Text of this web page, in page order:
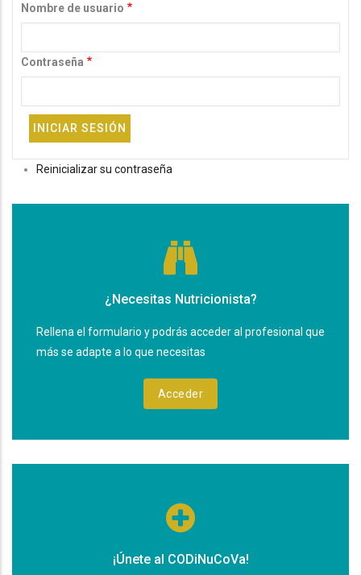
Nombre de usuario
Contraseña
Reinicializar su contraseña
¿Necesitas Nutricionista?
Rellena el formulario y podrás acceder al profesional que
más se adapte a lo que necesitas
Acceder
¡Únete al CODiNuCoVa!